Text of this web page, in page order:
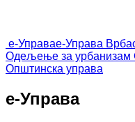
е-Управае-Управа
Одељење за урбанизам
Општинска управа
е-Управа